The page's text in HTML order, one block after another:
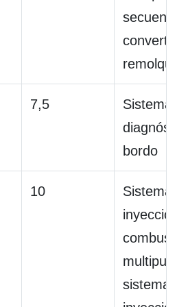
7,5
Sistema
bordo
10
Sistema
sistema